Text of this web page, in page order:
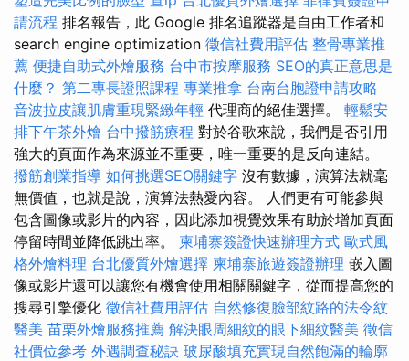
請流程 排名報告，此 Google 排名追蹤器是自由工作者和
search engine optimization 徵信社費用評估 整骨專業推
薦 便捷自助式外燴服務 台中市按摩服務 SEO的真正意思是
什麼？ 第二專長證照課程 專業推拿 台南台胞證申請攻略
音波拉皮讓肌膚重現緊緻年輕 代理商的絕佳選擇。 輕鬆安
排下午茶外燴 台中撥筋療程 對於谷歌來說，我們是否引用
強大的頁面作為來源並不重要，唯一重要的是反向連結。
撥筋創業指導 如何挑選SEO關鍵字 沒有數據，演算法就毫
無價值，也就是說，演算法熱愛內容。 人們更有可能參與
包含圖像或影片的內容，因此添加視覺效果有助於增加頁面
停留時間並降低跳出率。 柬埔寨簽證快速辦理方式 歐式風
格外燴料理 台北優質外燴選擇 柬埔寨旅遊簽證辦理 嵌入圖
像或影片還可以讓您有機會使用相關關鍵字，從而提高您的
搜尋引擎優化 徵信社費用評估 自然修復臉部紋路的法令紋
醫美 苗栗外燴服務推薦 解決眼周細紋的眼下細紋醫美 徵信
社價位參考 外遇調查秘訣 玻尿酸填充實現自然飽滿的輪廓